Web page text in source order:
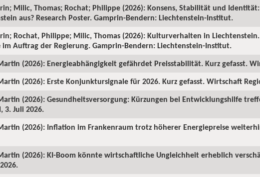
Milic, Thomas; Rochat; Philippe (2026): Konsens, Stabilität und
aus? Research Poster. Gamprin-Bendern: Liechtenstein-Institut.
Rochat, Philippe; Milic, Thomas (2026): Kulturverhalten in
im Auftrag der Regierung. Gamprin-Bendern: Liechtenstein-Institut.
(2026): Energieabhängigkeit gefährdet Preisstabilität. Kurz gefasst.
(2026): Erste Konjunktursignale für 2026. Kurz gefasst. Wirtschaft
(2026): Gesundheitsversorgung: Kürzungen bei Entwicklungshilfe
3. Juli 2026.
(2026): Inflation im Frankenraum trotz höherer Energiepreise
(2026): KI-Boom könnte wirtschaftliche Ungleichheit erheblich